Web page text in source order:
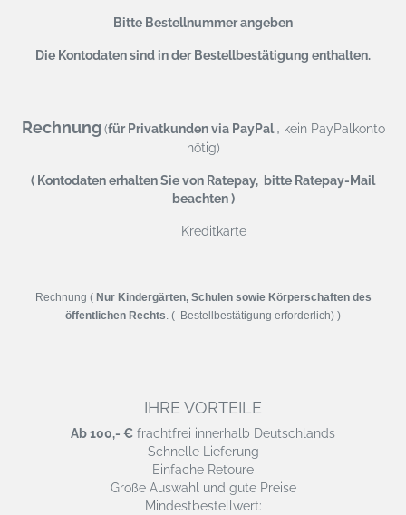
Bitte Bestellnummer angeben
Die Kontodaten sind in der Bestellbestätigung enthalten.
Rechnung (für Privatkunden via PayPal, kein PayPalkonto
nötig)
( Kontodaten erhalten Sie von Ratepay, bitte Ratepay-Mail
beachten )
Kreditkarte
Rechnung ( Nur Kindergärten, Schulen sowie Körperschaften des
öffentlichen Rechts . ( Bestellbestätigung erforderlich) )
IHRE VORTEILE
Ab 100,- € frachtfrei innerhalb Deutschlands
Schnelle Lieferung
Einfache Retoure
Große Auswahl und gute Preise
Mindestbestellwert: